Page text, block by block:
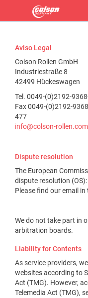
Aviso Legal
Colson Rollen GmbH
Industriestraße 8
42499 Hückeswagen
Tel. 0049-(0)2192-
Fax 0049-(0)2192-
477
info@colson-rollen.com
Dispute resolution
The European
dispute resolution (OS):
Please find our email
We do not take part in
arbitration boards.
Liability for Contents
As service providers,
websites according to
Act (TMG). However,
Telemedia Act (TMG),